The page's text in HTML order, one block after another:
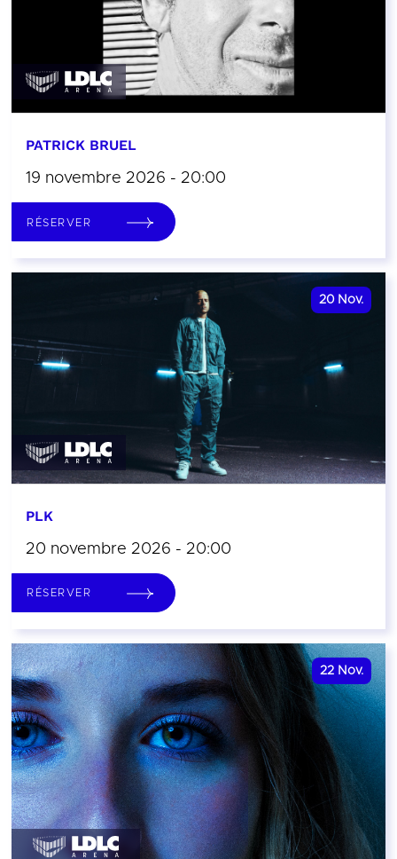
PATRICK BRUEL
19 novembre 2026 - 20:00
RÉSERVER
20 Nov.
PLK
20 novembre 2026 - 20:00
RÉSERVER
22 Nov.